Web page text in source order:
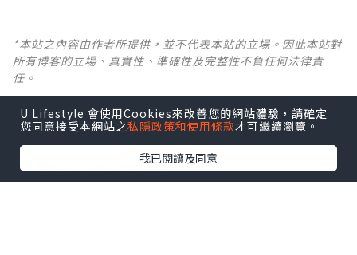
*本站之內容由作者所提供，並不代表本站的立場。因此本站對
所有博客的立場、真實性、準確性及完整性不負任何法律責
任。
【 U Creator 招募 】
出Post賺現金獎賞 l登記《社群創作有價企劃》
【 睇Post + 參加品牌活動 】
瀏覽更多社群打卡丶旅遊丶美食丶親子丶寵物丶扮靚
U Lifestyle 會使用Cookies來改善您的網站體驗，請確定
您同意接受本網站之私隱政策和使用條款才可繼續瀏覽。
我已閱讀及同意